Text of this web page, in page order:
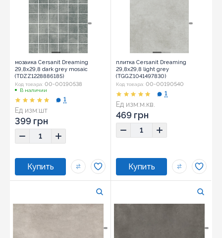
мозаика Cersanit Dreaming
29,8x29,8 dark grey mosaic
(TDZZ1228886185)
Код товара: 00-00190538
В наличии
Ед изм:шт
Размер:29,8x29,8
1
399 грн
плитка Cersanit Dreaming
29,8x29,8 light grey
(TGGZ1041497830)
Код товара: 00-00190540
Ед изм:м.кв.
Размер:29,8x29,8
1
469 грн